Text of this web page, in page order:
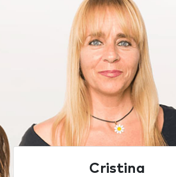
Cristina